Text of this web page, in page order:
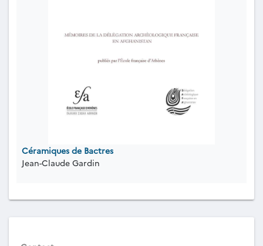
Céramiques de Bactres
Jean-Claude Gardin